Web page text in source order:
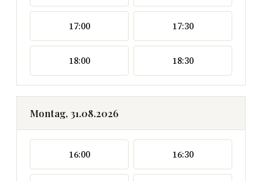
17:00 17:30
18:00 18:30
Montag, 31.08.2026
16:00 16:30